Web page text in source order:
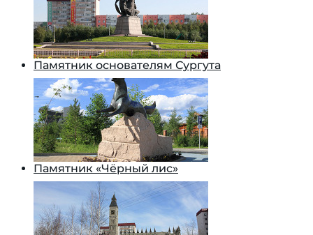
Памятник основателям Сургута
Памятник «Чёрный лис»